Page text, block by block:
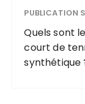
PUBLICATION
Quels sont
court de
synthétique